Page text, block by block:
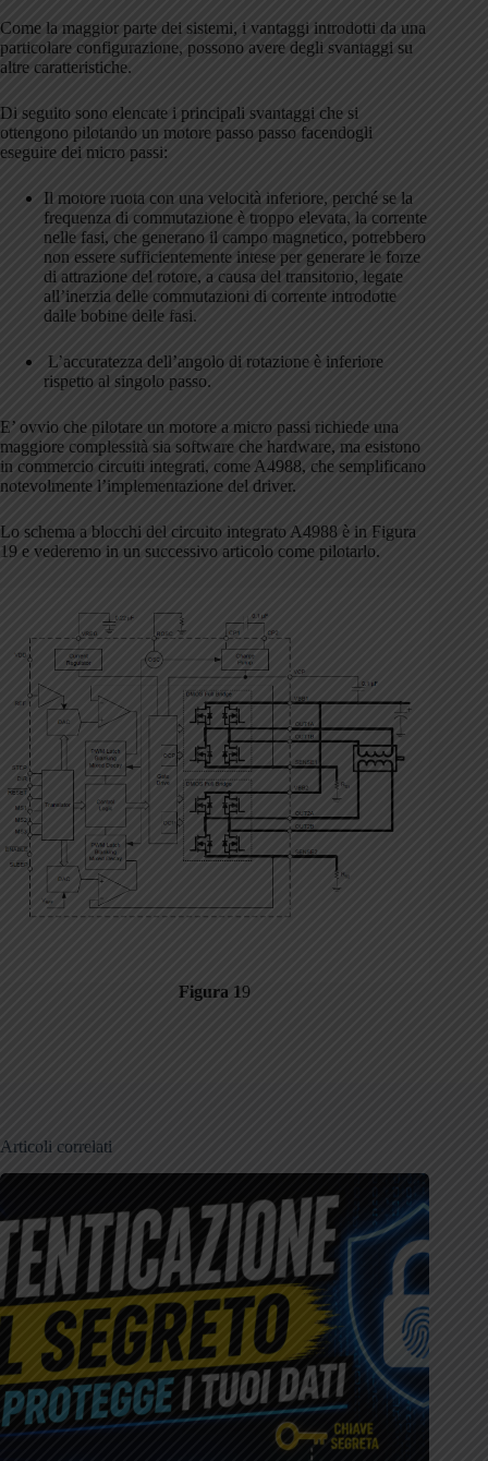
Come la maggior parte dei sistemi, i vantaggi introdotti da una
particolare configurazione, possono avere degli svantaggi su
altre caratteristiche.
Di seguito sono elencate i principali svantaggi che si
ottengono pilotando un motore passo passo facendogli
eseguire dei micro passi:
Il motore ruota con una velocità inferiore, perché se la
frequenza di commutazione è troppo elevata, la corrente
nelle fasi, che generano il campo magnetico, potrebbero
non essere sufficientemente intese per generare le forze
di attrazione del rotore, a causa del transitorio, legate
all’inerzia delle commutazioni di corrente introdotte
dalle bobine delle fasi.
L’accuratezza dell’angolo di rotazione è inferiore
rispetto al singolo passo.
E’ ovvio che pilotare un motore a micro passi richiede una
maggiore complessità sia software che hardware, ma esistono
in commercio circuiti integrati, come A4988, che semplificano
notevolmente l’implementazione del driver.
Lo schema a blocchi del circuito integrato A4988 è in Figura
19 e vederemo in un successivo articolo come pilotarlo.
Figura 19
Articoli correlati